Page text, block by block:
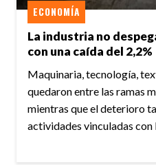
La industria no
con una caída del 2,2%
ECONOMÍA
Maquinaria, tecnología,
quedaron entre las ramas
mientras que el deterioro
actividades vinculadas con